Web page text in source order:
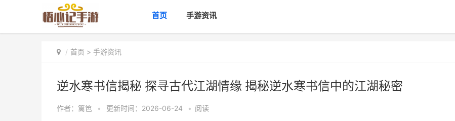
首页 手游资讯
首页 > 手游资讯
逆水寒书信揭秘 探寻古代江湖情缘 揭秘逆水寒书信中的江湖秘密
作者： 篱笆 • 更新时间：2026-06-24 • 阅读